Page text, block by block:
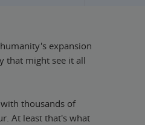
expansion
that might see it all
thousands of
At least that's what